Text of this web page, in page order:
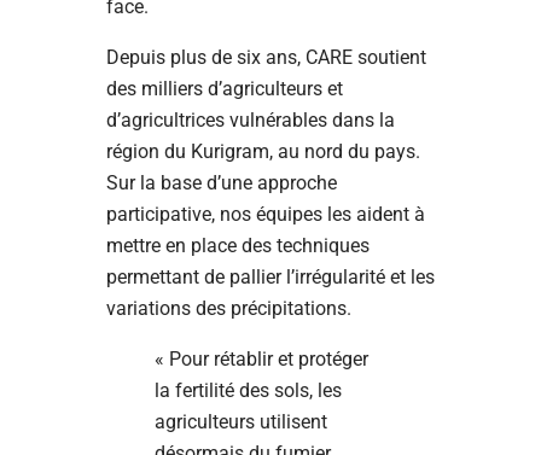
face.
Depuis plus de six ans, CARE soutient
des milliers d’agriculteurs et
d’agricultrices vulnérables dans la
région du Kurigram, au nord du pays.
Sur la base d’une approche
participative, nos équipes les aident à
mettre en place des techniques
permettant de pallier l’irrégularité et les
variations des précipitations.
« Pour rétablir et protéger
la fertilité des sols, les
agriculteurs utilisent